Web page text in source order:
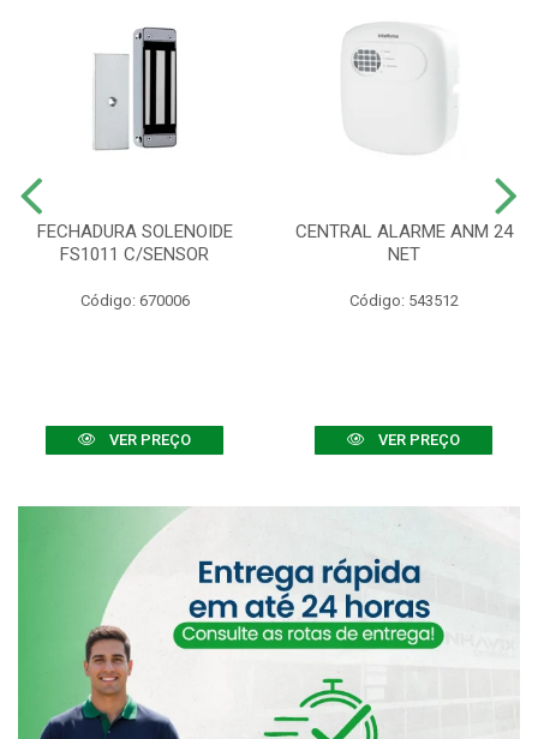
FECHADURA SOLENOIDE
FS1011 C/SENSOR
Código: 670006
VER PREÇO
CENTRAL ALARME ANM 24
NET
Código: 543512
VER PREÇO